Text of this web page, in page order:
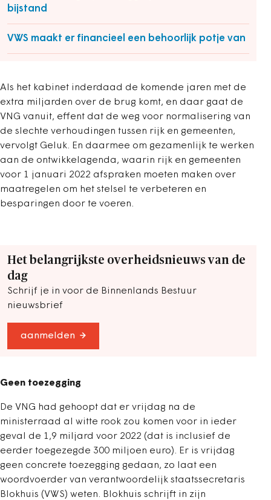
bijstand
VWS maakt er financieel een behoorlijk potje van
Als het kabinet inderdaad de komende jaren met de
extra miljarden over de brug komt, en daar gaat de
VNG vanuit, effent dat de weg voor normalisering van
de slechte verhoudingen tussen rijk en gemeenten,
vervolgt Geluk. En daarmee om gezamenlijk te werken
aan de ontwikkelagenda, waarin rijk en gemeenten
voor 1 januari 2022 afspraken moeten maken over
maatregelen om het stelsel te verbeteren en
besparingen door te voeren.
Het belangrijkste overheidsnieuws van de
dag
Schrijf je in voor de Binnenlands Bestuur
nieuwsbrief
aanmelden
Geen toezegging
De VNG had gehoopt dat er vrijdag na de
ministerraad al witte rook zou komen voor in ieder
geval de 1,9 miljard voor 2022 (dat is inclusief de
eerder toegezegde 300 miljoen euro). Er is vrijdag
geen concrete toezegging gedaan, zo laat een
woordvoerder van verantwoordelijk staatssecretaris
Blokhuis (VWS) weten. Blokhuis schrijft in zijn